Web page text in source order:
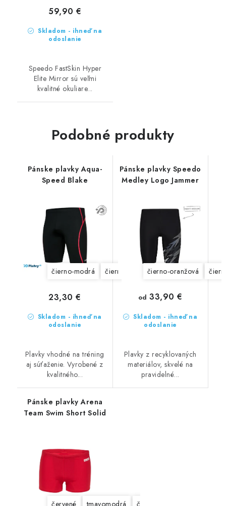
Skladom - ihneď na
odoslanie
59,90 €
Speedo FastSkin Hyper
Elite Mirror sú veľmi
kvalitné okuliare...
Podobné produkty
Pánske plavky Aqua-
Speed Blake
čierno-modrá čierno-červená modrá
Skladom - ihneď na
odoslanie
23,30 €
Plavky vhodné na tréning
aj súťaženie. Vyrobené z
kvalitného...
Pánske plavky Speedo
Medley Logo Jammer
čierno-oranžová
Skladom - ihneď na
odoslanie
od 33,90 €
Plavky z recyklovaných
materiálov, skvelé na
pravidelné...
Pánske plavky Arena
Team Swim Short Solid
červené tmavomodrá čierne